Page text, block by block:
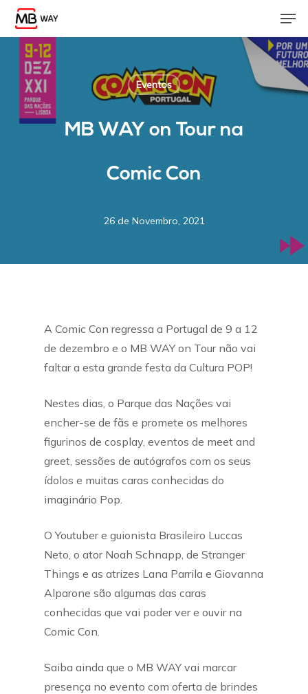
Skip
content
Eventos
MB WAY on Tour na
Comic Con
26 de Novembro, 2021
A Comic Con regressa a Portugal de 9 a 12
de dezembro e o MB WAY on Tour não vai
faltar a esta grande festa da Cultura POP!
Nestes dias, o Parque das Nações vai
encher-se de fãs e promete os melhores
figurinos de cosplay, eventos de meet and
greet, sessões de autógrafos com os seus
ídolos e muitas caras conhecidas do
imaginário Pop.
O Youtuber e guionista Brasileiro Luccas
Neto, o ator Noah Schnapp, de Stranger
Things e as atrizes Lana Parrila e Giovanna
Alparone são algumas das caras
conhecidas que vai poder ver e ouvir na
Comic Con.
Saiba ainda que o MB WAY vai marcar
presença no evento com oferta de brindes